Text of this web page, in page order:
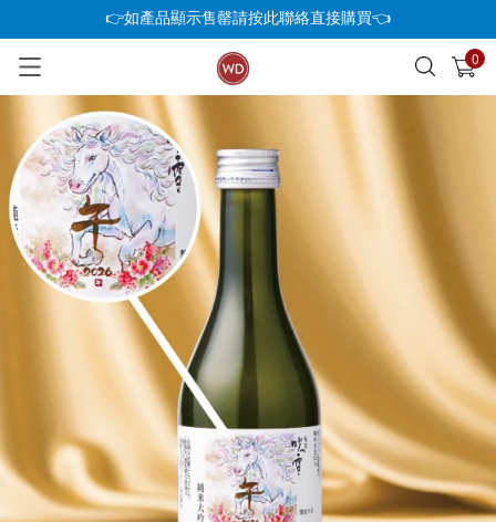
👉如產品顯示售罄請按此聯絡直接購買👈
0
已加入購物車 查看